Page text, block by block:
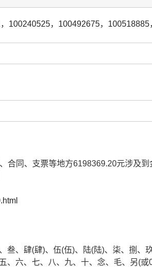
， 100240525， 100492675， 100518885
合同、支票等地方6198369.20元涉及
叁、肆(肆)、伍(伍)、陆(陆)、柒、捌、
、六、七、八、九、十、念、毛、另(